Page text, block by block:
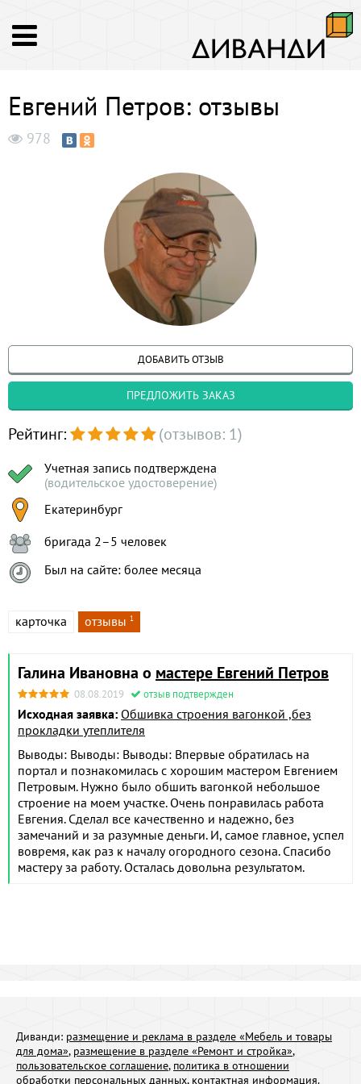
Евгений Петров: отзывы
978
ДОБАВИТЬ ОТЗЫВ
ПРЕДЛОЖИТЬ ЗАКАЗ
Рейтинг: (отзывов: 1)
Учетная запись подтверждена
(водительское удостоверение)
Екатеринбург
бригада 2–5 человек
Был на сайте: более месяца
карточка отзывы 1
Галина Ивановна о мастере Евгений Петров
08.08.2019 отзыв подтвержден
Исходная заявка: Обшивка строения вагонкой ,без
прокладки утеплителя
Выводы: Выводы: Выводы: Впервые обратилась на
портал и познакомилась с хорошим мастером Евгением
Петровым. Нужно было обшить вагонкой небольшое
строение на моем участке. Очень понравилась работа
Евгения. Сделал все качественно и надежно, без
замечаний и за разумные деньги. И, самое главное, успел
вовремя, как раз к началу огородного сезона. Спасибо
мастеру за работу. Осталась довольна результатом.
Диванди: размещение и реклама в разделе «Мебель и товары
для дома», размещение в разделе «Ремонт и стройка»,
пользовательское соглашение, политика в отношении
обработки персональных данных, контактная информация.